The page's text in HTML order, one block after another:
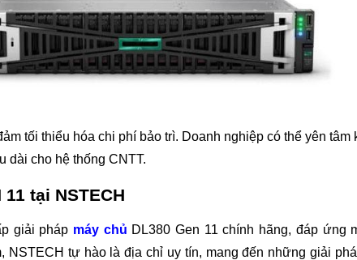
tối thiểu hóa chi phí bảo trì. Doanh nghiệp có thể yên
dài cho hệ thống CNTT.
tại NSTECH
giải pháp máy chủ DL380 Gen 11 chính hãng, đáp ứng
NSTECH tự hào là địa chỉ uy tín, mang đến những giải